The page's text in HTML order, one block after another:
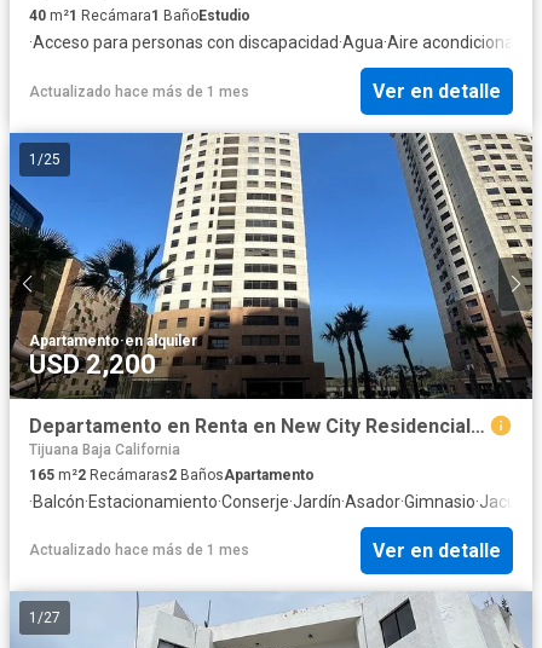
40 m²1 Recámara1 BañoEstudio
·Acceso para personas con discapacidad·Agua·Aire acondicionado
Actualizado hace más de 1 mes Ver en detalle
1 /25
Apartamento·en alquiler
USD 2,200
Departamento en Renta en New City Residencial Torre Ónix | Zona Río Tijuana
Tijuana Baja California
165 m²2 Recámaras2 BañosApartamento
·Balcón·Estacionamiento·Conserje·Jardín·Asador·Gimnasio·Jacuzzi
Actualizado hace más de 1 mes Ver en detalle
1 /27